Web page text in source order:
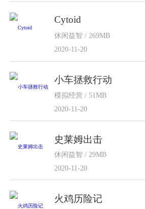
Cytoid
休闲益智 / 269MB
2020-11-20
小车拯救行动
模拟经营 / 51MB
2020-11-20
史莱姆出击
休闲益智 / 29MB
2020-11-20
火鸡历险记